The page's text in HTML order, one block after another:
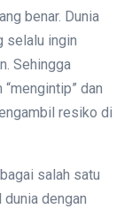
benar. Dunia
selalu ingin
Sehingga
dan
resiko di
salah satu
dunia dengan